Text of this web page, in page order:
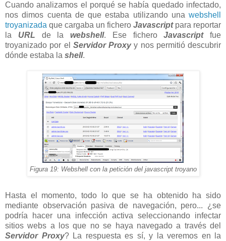
Cuando analizamos el porqué se había quedado infectado,
nos dimos cuenta de que estaba utilizando una webshell
troyanizada que cargaba un fichero Javascriptpara reportar
la URL de la webshell. Ese ficheroJavascriptfue
troyanizado por el Servidor Proxyy nos permitió descubrir
dónde estaba la shell.
Figura 19: Webshell con la petición del javascript troyano
Hasta el momento, todo lo que se ha obtenido ha sido
mediante observación pasiva de navegación, pero... ¿se
podría hacer una infección activa seleccionando infectar
sitios webs a los que no se haya navegado a través del
Servidor Proxy? La respuesta es sí, y la veremos en la